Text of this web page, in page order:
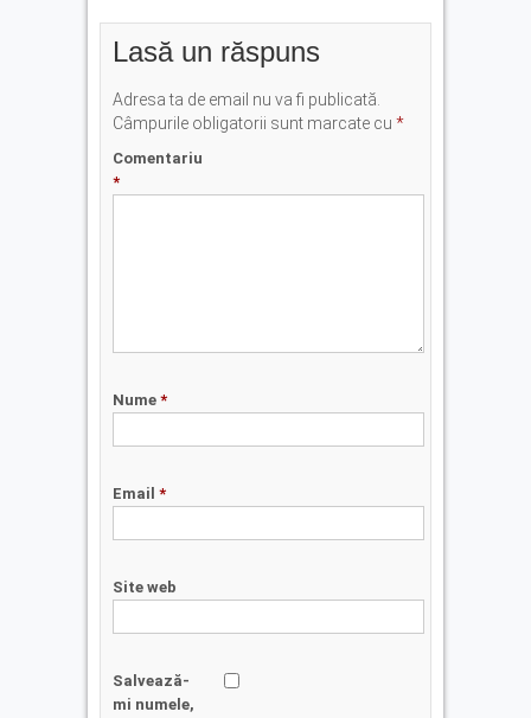
Lasă un răspuns
Adresa ta de email nu va fi publicată.
Câmpurile obligatorii sunt marcate cu *
Comentariu
*
Nume *
Email *
Site web
Salvează-
mi numele,